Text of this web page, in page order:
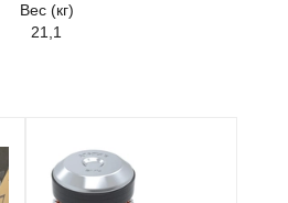
Вес (кг)
21,1